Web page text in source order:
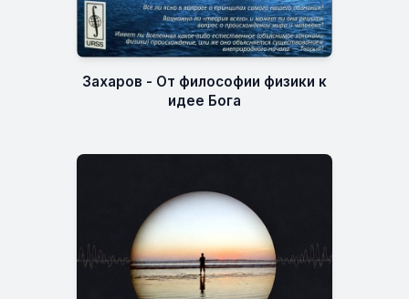
Захаров - От философии физики к
идее Бога